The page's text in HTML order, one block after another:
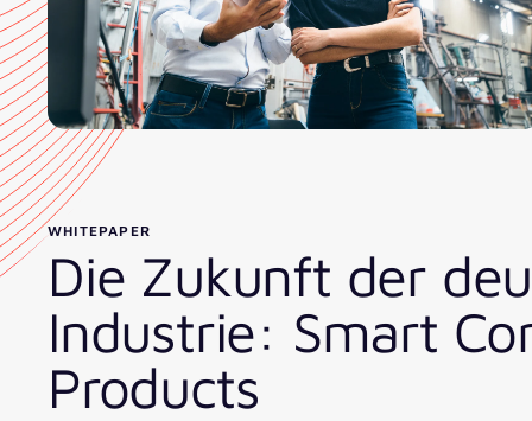
WHITEPAPER
Die Zukunft der
Industrie: Smart
Products